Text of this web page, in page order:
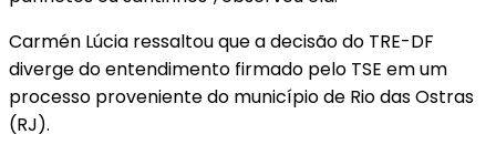
Carmén Lúcia ressaltou que a decisão do TRE-DF
diverge do entendimento firmado pelo TSE em um
processo proveniente do município de Rio das Ostras
(RJ).